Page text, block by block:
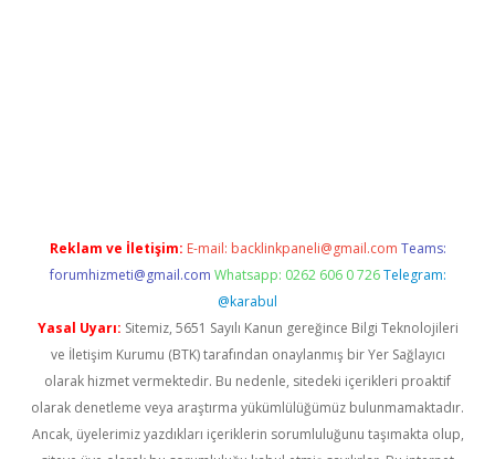
Reklam ve İletişim: E-mail: backlinkpaneli@gmail.com Teams:
forumhizmeti@gmail.com Whatsapp: 0262 606 0 726 Telegram:
@karabul
Yasal Uyarı: Sitemiz, 5651 Sayılı Kanun gereğince Bilgi Teknolojileri
ve İletişim Kurumu (BTK) tarafından onaylanmış bir Yer Sağlayıcı
olarak hizmet vermektedir. Bu nedenle, sitedeki içerikleri proaktif
olarak denetleme veya araştırma yükümlülüğümüz bulunmamaktadır.
Ancak, üyelerimiz yazdıkları içeriklerin sorumluluğunu taşımakta olup,